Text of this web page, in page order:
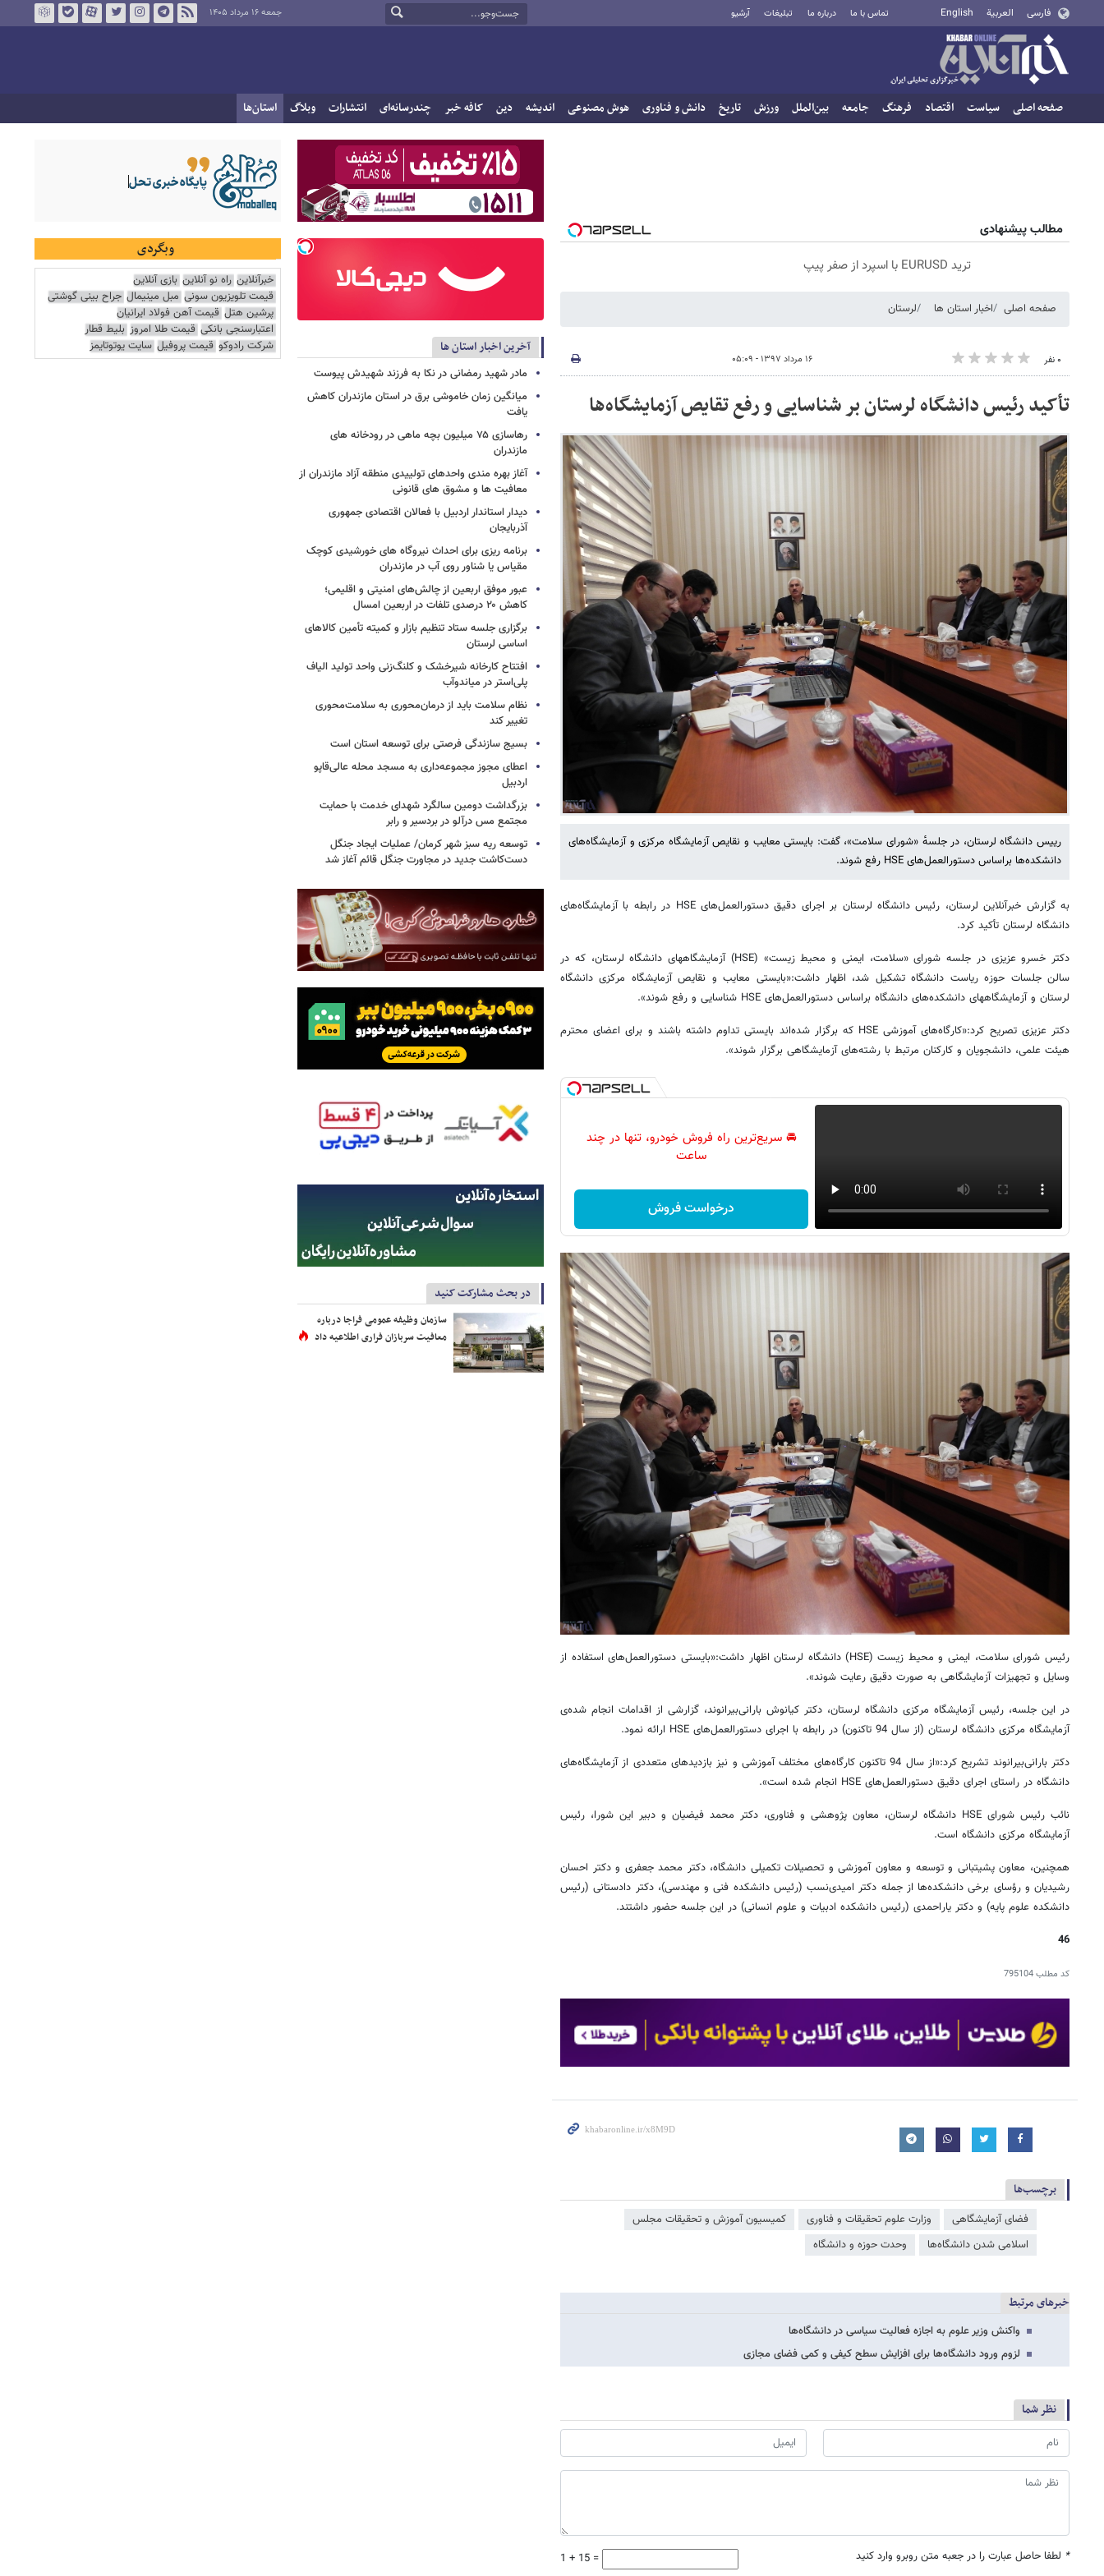
فارسی العربية English تماس با ما درباره ما تبلیغات آرشیو جمعه ۱۶ مرداد ۱۴۰۵
صفحه اصلی سیاست اقتصاد فرهنگ جامعه بین‌الملل ورزش تاریخ دانش و فناوری هوش مصنوعی اندیشه دین کافه خبر چندرسانه‌ای انتشارات وبلاگ استان‌ها
مطالب پیشنهادی
ترید EURUSD با اسپرد از صفر پیپ
صفحه اصلی اخبار استان ها لرستان
۰ نفر ۱۶ مرداد ۱۳۹۷ - ۰۵:۰۹
تأکید رئیس دانشگاه لرستان بر شناسایی و رفع تقایص آزمایشگاه‌ها
رییس دانشگاه لرستان، در جلسه‌ٔ «شورای سلامت»، گفت: بایستی معایب و نقایص آزمایشگاه مرکزی و آزمایشگاه‌های
دانشکده‌ها براساس دستورالعمل‌های HSE رفع شوند.
به گزارش خبرآنلاین لرستان، رئیس دانشگاه لرستان بر اجرای دقیق دستورالعمل‌های HSE در رابطه با آزمایشگاه‌های
دانشگاه لرستان تأکید کرد.
دکتر خسرو عزیزی در جلسه‌ شورای «سلامت، ایمنی و محیط زیست» (HSE) آزمایشگاههای دانشگاه لرستان، که در
سالن جلسات حوزه ریاست دانشگاه تشکیل شد، اظهار داشت:«بایستی معایب و نقایص آزمایشگاه مرکزی دانشگاه
لرستان و آزمایشگاههای دانشکده‌های دانشگاه براساس دستورالعمل‌های HSE شناسایی و رفع شوند».
دکتر عزیزی تصریح کرد:«کارگاه‌های آموزشی HSE که برگزار شده‌اند بایستی تداوم داشته باشند و برای اعضای محترم
هیئت علمی، دانشجویان و کارکنان مرتبط با رشته‌های آزمایشگاهی برگزار شوند».
🚘 سریع‌ترین راه فروش خودرو، تنها در چند
ساعت
درخواست فروش
رئیس شورای سلامت، ایمنی و محیط زیست (HSE) دانشگاه لرستان اظهار داشت:«بایستی دستورالعمل‌های استفاده از
وسایل و تجهیزات آزمایشگاهی به صورت دقیق رعایت شوند».
در این جلسه، رئیس آزمایشگاه مرکزی دانشگاه لرستان، دکتر کیانوش بارانی‌بیرانوند، گزارشی از اقدامات انجام شده‌ی
آزمایشگاه مرکزی دانشگاه لرستان (از سال 94 تاکنون) در رابطه با اجرای دستورالعمل‌های HSE ارائه نمود.
دکتر بارانی‌بیرانوند تشریح کرد:«از سال 94 تاکنون کارگاه‌های مختلف آموزشی و نیز بازدیدهای متعددی از آزمایشگاه‌های
دانشگاه در راستای اجرای دقیق دستورالعمل‌های HSE انجام شده است».
نائب رئیس شورای HSE دانشگاه لرستان، معاون پژوهشی و فناوری، دکتر محمد فیضیان و دبیر این شورا، رئیس
آزمایشگاه مرکزی دانشگاه است.
همچنین، معاون پشیتبانی و توسعه و معاون آموزشی و تحصیلات تکمیلی دانشگاه، دکتر محمد جعفری و دکتر احسان
رشیدیان و رؤسای برخی دانشکده‌ها از جمله دکتر امیدی‌نسب (رئیس دانشکده فنی و مهندسی)، دکتر دادستانی (رئیس
دانشکده علوم پایه) و دکتر یاراحمدی (رئیس دانشکده ادبیات و علوم انسانی) در این جلسه حضور داشتند.
46
کد مطلب795104
برچسب‌ها
فضای آزمایشگاهی وزارت علوم تحقیقات و فناوری
کمیسیون آموزش و تحقیقات مجلس
اسلامی شدن دانشگاه‌ها
وحدت حوزه و دانشگاه
خبرهای مرتبط
واکنش وزیر علوم به اجازه فعالیت سیاسی در دانشگاه‌ها
لزوم ورود دانشگاه‌ها برای افزایش سطح کیفی و کمی فضای مجازی
نظر شما
* لطفا حاصل عبارت را در جعبه متن روبرو وارد کنید 1 + 15 =
آخرین اخبار استان ها
مادر شهید رمضانی در نکا به فرزند شهیدش پیوست
میانگین زمان خاموشی برق در استان مازندران کاهش
یافت
رهاسازی ۷۵ میلیون بچه ماهی در رودخانه های
مازندران
آغاز بهره مندی واحدهای تولییدی منطقه آزاد مازندران از
معافیت ها و مشوق های قانونی
دیدار استاندار اردبیل با فعالان اقتصادی جمهوری
آذربایجان
برنامه ریزی برای احداث نیروگاه های خورشیدی کوچک
مقیاس یا شناور روی آب در مازندران
عبور موفق اربعین از چالش‌های امنیتی و اقلیمی؛
کاهش ۲۰ درصدی تلفات در اربعین امسال
برگزاری جلسه ستاد تنظیم بازار و کمیته تأمین کالاهای
اساسی لرستان
افتتاح کارخانه شیرخشک و کلنگ‌زنی واحد تولید الیاف
پلی‌استر در میاندوآب
نظام سلامت باید از درمان‌محوری به سلامت‌محوری
تغییر کند
بسیج سازندگی فرصتی برای توسعه استان است
اعطای مجوز مجموعه‌داری به مسجد محله عالی‌قاپو
اردبیل
بزرگداشت دومین سالگرد شهدای خدمت با حمایت
مجتمع مس درآلو در بردسیر و رابر
توسعه ریه سبز شهر کرمان/ عملیات ایجاد جنگل
دست‌کاشت جدید در مجاورت جنگل قائم آغاز شد
در بحث مشارکت کنید
سازمان وظیفه عمومی فراجا درباره
معافیت سربازان فراری اطلاعیه داد
وبگردی
خبرآنلاین راه نو آنلاین بازی آنلاین
قیمت تلویزیون سونی مبل مینیمال جراح بینی گوشتی
پرشین هتل قیمت آهن فولاد ایرانیان
اعتبارسنجی بانکی قیمت طلا امروز بلیط قطار
شرکت رادوکو قیمت پروفیل سایت یوتوتایمز